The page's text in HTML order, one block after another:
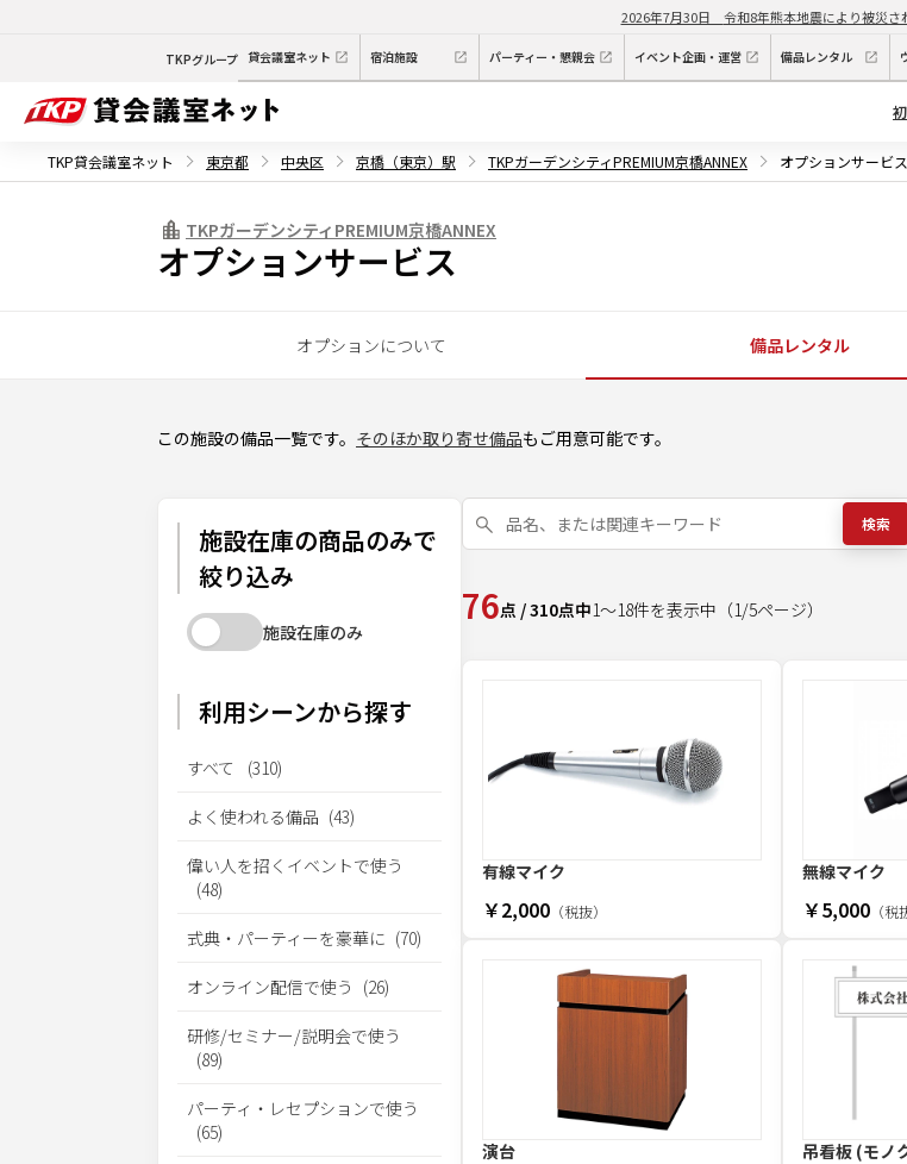
2026年7月30日 令和8年熊本地震により被災さ
TKPグループ 貸会議室ネット 宿泊施設 パーティー・懇親会 イベント企画・運営 備品レンタル
TKP貸会議室ネット 東京都 中央区 京橋（東京）駅 TKPガーデンシティPREMIUM京橋ANNEX オプションサービ
TKPガーデンシティPREMIUM京橋ANNEX
オプションサービス
オプションについて 備品レンタル
この施設の備品一覧です。 そのほか取り寄せ備品もご用意可能です。
施設在庫の商品のみで
絞り込み
施設在庫のみ
利用シーンから探す
すべて (310)
よく使われる備品 (43)
偉い人を招くイベントで使う
(48)
式典・パーティーを豪華に (70)
オンライン配信で使う (26)
研修/セミナー/説明会で使う
(89)
パーティ・レセプションで使う
(65)
検索
76点 /310点中1～18件を表示中 （1/5ページ）
有線マイク
￥2,000 （税抜）
無線マイク
￥5,000 （税
演台 吊看板 (モノ